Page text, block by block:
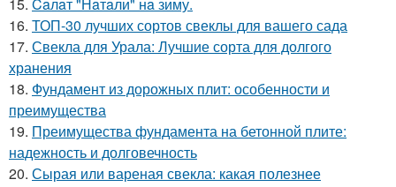
16. ТОП-30 лучших сортов свеклы для вашего сада
17. Свекла для Урала: Лучшие сорта для долгого
хранения
18. Фундамент из дорожных плит: особенности и
преимущества
19. Преимущества фундамента на бетонной плите:
надежность и долговечность
20. Сырая или вареная свекла: какая полезнее